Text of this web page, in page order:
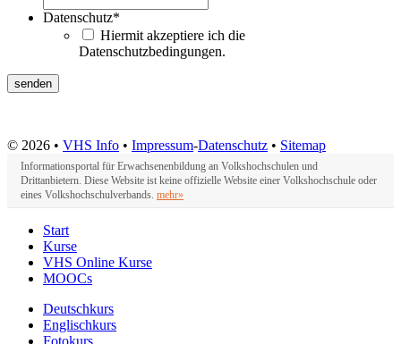
Datenschutz*
Hiermit akzeptiere ich die
Datenschutzbedingungen.
© 2026 • VHS Info • Impressum-Datenschutz • Sitemap
Informationsportal für Erwachsenenbildung an Volkshochschulen und
Drittanbietern. Diese Website ist keine offizielle Website einer Volkshochschule oder
eines Volkshochschulverbands. mehr»
Start
Kurse
VHS Online Kurse
MOOCs
Deutschkurs
Englischkurs
Fotokurs